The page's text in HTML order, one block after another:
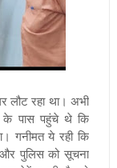
लौट रहा था। अभी
के पास पहुंचे थे कि
गनीमत ये रही कि
और पुलिस को सूचना